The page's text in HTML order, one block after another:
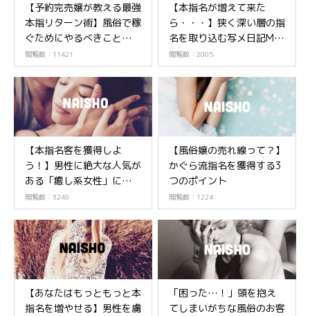
【予約完売嬢が教える最強
本指リターン術】風俗で稼
ぐためにやるべきことはシ
ンプル
閲覧数：11421
【本指名が増えて来た
ら・・・】狭く深い層の指
名を取り込む写メ日記M性
感嬢編③
閲覧数：2005
【本指名客を獲得しよ
う！】男性に絶大な人気が
ある「癒し系女性」になる
ためには？
閲覧数：3249
【風俗嬢の売れ線って？】
かぐら流指名を獲得する3
つのポイント
閲覧数：1224
【あなたはもっともっと本
指名を増やせる】男性を虜
「困った…！」頭を抱え
てしまいがちな風俗のお客